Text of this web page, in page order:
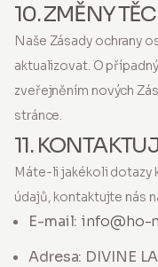
10. ZMĚNY
Naše Zásady ochrany
aktualizovat. O
zveřejněním nových
stránce.
11.
Máte-li jakékoli dotazy
údajů, kontaktujte nás
E-mail: info@ho-
Adresa: DIVINE